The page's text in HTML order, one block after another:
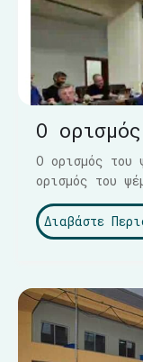
Ο
Ο ορισμός του
ορισμός του
Διαβάστε